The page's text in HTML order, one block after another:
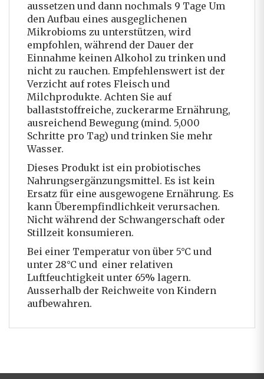
aussetzen und dann nochmals 9 Tage Um
den Aufbau eines ausgeglichenen
Mikrobioms zu unterstützen, wird
empfohlen, während der Dauer der
Einnahme keinen Alkohol zu trinken und
nicht zu rauchen. Empfehlenswert ist der
Verzicht auf rotes Fleisch und
Milchprodukte. Achten Sie auf
ballaststoffreiche, zuckerarme Ernährung,
ausreichend Bewegung (mind. 5,000
Schritte pro Tag) und trinken Sie mehr
Wasser.
Dieses Produkt ist ein probiotisches
Nahrungsergänzungsmittel. Es ist kein
Ersatz für eine ausgewogene Ernährung. Es
kann Überempfindlichkeit verursachen.
Nicht während der Schwangerschaft oder
Stillzeit konsumieren.
Bei einer Temperatur von über 5°C und
unter 28°C und einer relativen
Luftfeuchtigkeit unter 65% lagern.
Ausserhalb der Reichweite von Kindern
aufbewahren.